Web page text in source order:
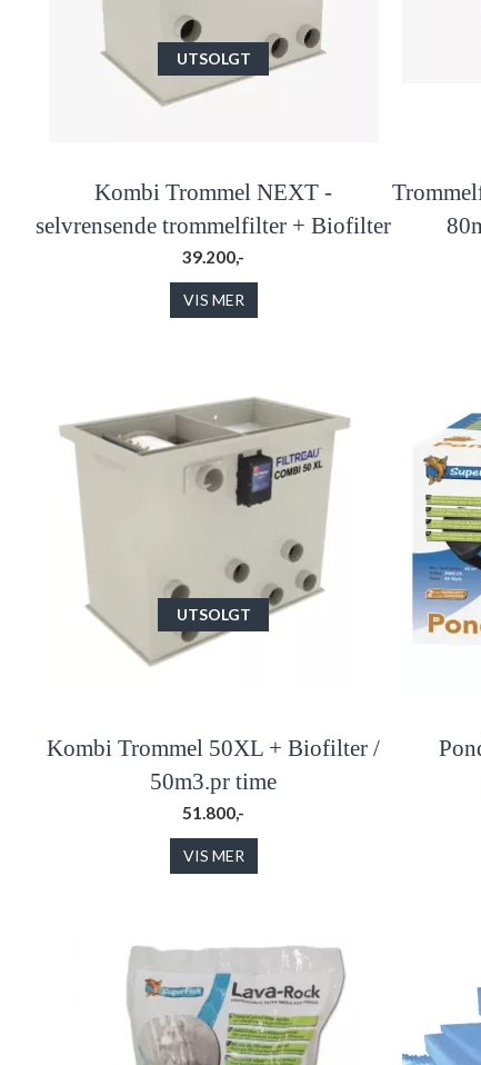
UTSOLGT
Kombi Trommel NEXT -
selvrensende trommelfilter + Biofilter
39.200,-
VIS MER
UTSOLGT
Kombi Trommel 50XL + Biofilter /
50m3.pr time
51.800,-
VIS MER